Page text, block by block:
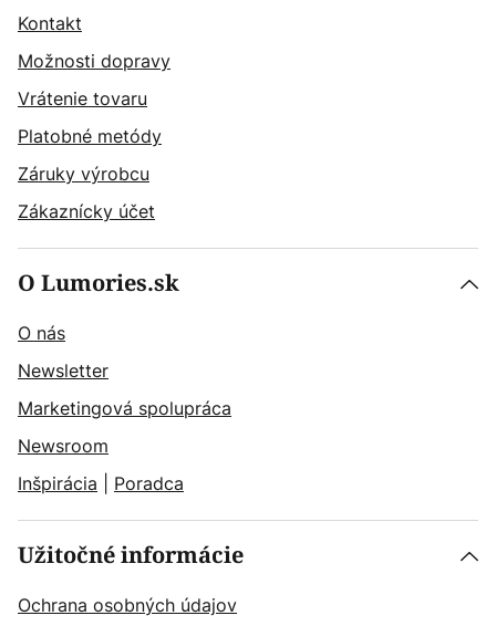
Kontakt
Možnosti dopravy
Vrátenie tovaru
Platobné metódy
Záruky výrobcu
Zákaznícky účet
O Lumories.sk
O nás
Newsletter
Marketingová spolupráca
Newsroom
Inšpirácia
Poradca
Užitočné informácie
Ochrana osobných údajov